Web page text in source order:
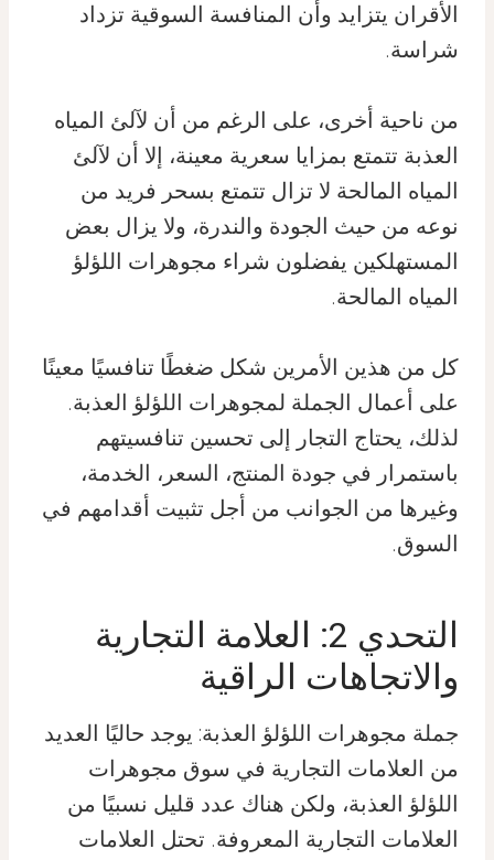
الأقران يتزايد وأن المنافسة السوقية تزداد
شراسة.
من ناحية أخرى، على الرغم من أن لآلئ المياه
العذبة تتمتع بمزايا سعرية معينة، إلا أن لآلئ
المياه المالحة لا تزال تتمتع بسحر فريد من
نوعه من حيث الجودة والندرة، ولا يزال بعض
المستهلكين يفضلون شراء مجوهرات اللؤلؤ
المياه المالحة.
كل من هذين الأمرين شكل ضغطًا تنافسيًا معينًا
على أعمال الجملة لمجوهرات اللؤلؤ العذبة.
لذلك، يحتاج التجار إلى تحسين تنافسيتهم
باستمرار في جودة المنتج، السعر، الخدمة،
وغيرها من الجوانب من أجل تثبيت أقدامهم في
السوق.
التحدي 2: العلامة التجارية
والاتجاهات الراقية
جملة مجوهرات اللؤلؤ العذبة: يوجد حاليًا العديد
من العلامات التجارية في سوق مجوهرات
اللؤلؤ العذبة، ولكن هناك عدد قليل نسبيًا من
العلامات التجارية المعروفة. تحتل العلامات